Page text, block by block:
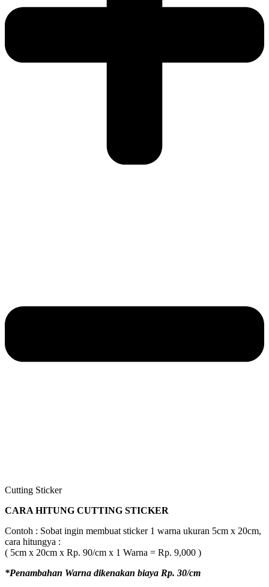
Cutting Sticker
CARA HITUNG CUTTING STICKER
Contoh : Sobat ingin membuat sticker 1 warna ukuran 5cm x 20cm,
cara hitungya :
( 5cm x 20cm x Rp. 90/cm x 1 Warna = Rp. 9,000 )
*Penambahan Warna dikenakan biaya Rp. 30/cm